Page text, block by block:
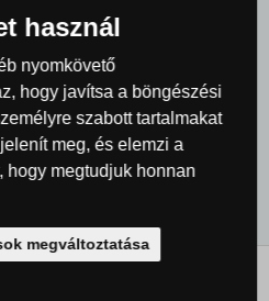
és világítás
és világítás
Globo kültéri
használ
nyomkövető
hogy javítsa a böngészési
szabott tartalmakat
meg, és elemzi a
hogy megtudjuk honnan
megváltoztatása